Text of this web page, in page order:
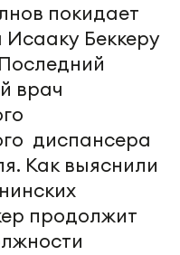
покидает
Исааку Беккеру
врач
диспансера
Как выяснили
продолжит